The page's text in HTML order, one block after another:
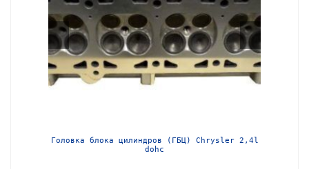
Головка блока цилиндров (ГБЦ) Chrysler 2,4l
dohc